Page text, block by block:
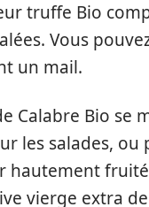
truffe Bio
Vous
un mail.
Calabre Bio
les salades,
hautement
vierge extra